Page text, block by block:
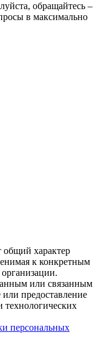
обращайтесь –
в максимально
характер
к конкретным
или связанным
предоставление
технологических
персональных